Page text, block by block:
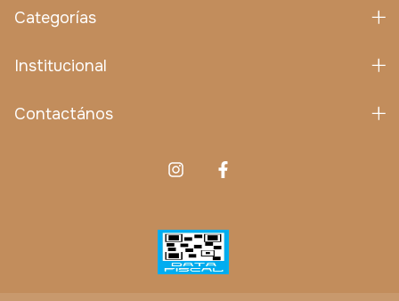
Categorías
Institucional
Contactános